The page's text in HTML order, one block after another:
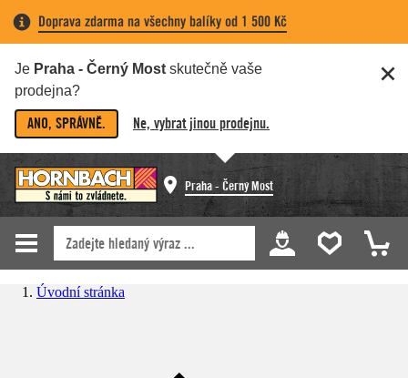
Doprava zdarma na všechny balíky od 1 500 Kč
Je Praha - Černý Most skutečně vaše
prodejna?
ANO, SPRÁVNĚ. Ne, vybrat jinou prodejnu.
Praha - Černý Most
Úvodní stránka